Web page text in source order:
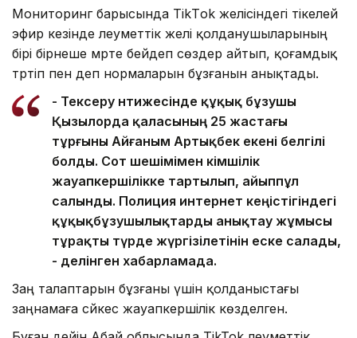
Мониторинг барысында TikТok желісіндегі тікелей
эфир кезінде әлеуметтік желі қолданушыларының
бірі бірнеше мәрте бейәдеп сөздер айтып, қоғамдық
тәртіп пен әдеп нормаларын бұзғанын анықтады.
- Тексеру нәтижесінде құқық бұзушы
Қызылорда қаласының 25 жастағы
тұрғыны Айғаным Артықбек екені белгілі
болды. Сот шешімімен әкімшілік
жауапкершілікке тартылып, айыппұл
салынды. Полиция интернет кеңістігіндегі
құқықбұзушылықтарды анықтау жұмысы
тұрақты түрде жүргізілетінін еске салады,
- делінген хабарламада.
Заң талаптарын бұзғаны үшін қолданыстағы
заңнамаға сәйкес жауапкершілік көзделген.